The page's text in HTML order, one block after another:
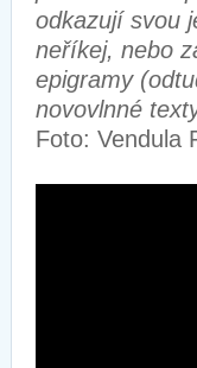
odkazují svou
neříkej, nebo
epigramy
novovlnné
Foto: Vendula